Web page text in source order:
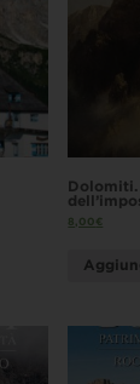
8,00€